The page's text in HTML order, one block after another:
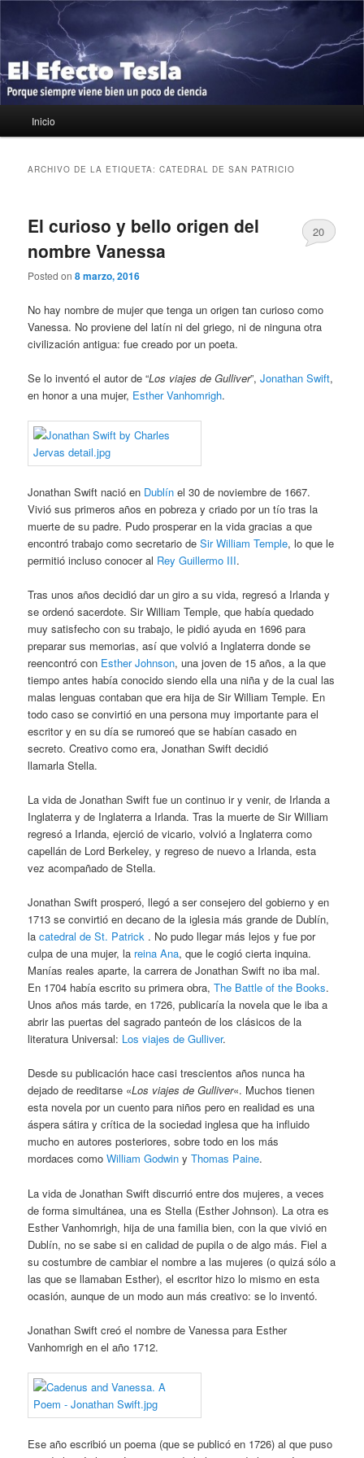
contenido
principal
contenido
secundario
El Efecto Tesla
Porque siempre viene bien un poco de ciencia
principal
Inicio
ARCHIVO DE LA ETIQUETA:CATEDRAL DE SAN PATRICIO
El curioso y bello origen del
nombre Vanessa
Posted on8 marzo, 2016
20
No hay nombre de mujer que tenga un origen tan curioso como
Vanessa. No proviene del latín ni del griego, ni de ninguna otra
civilización antigua: fue creado por un poeta.
Se lo inventó el autor de “Los viajes de Gulliver”,Jonathan Swift,
en honor a una mujer, Esther Vanhomrigh.
Jonathan Swift nació en Dublín el 30 de noviembre de 1667.
Vivió sus primeros años en pobreza y criado por un tío tras la
muerte de su padre. Pudo prosperar en la vida gracias a que
encontró trabajo como secretario deSir William Temple, lo que le
permitió incluso conocer al Rey Guillermo III.
Tras unos años decidió dar un giro a su vida, regresó a Irlanda y
se ordenó sacerdote. Sir William Temple, que había quedado
muy satisfecho con su trabajo, le pidió ayuda en 1696 para
preparar sus memorias, así que volvió a Inglaterra donde se
reencontró con Esther Johnson, una joven de 15 años, a la que
tiempo antes había conocido siendo ella una niña y de la cual las
malas lenguas contaban que era hija de Sir William Temple. En
todo caso se convirtió en una persona muy importante para el
escritor y en su día se rumoreó que se habían casado en
secreto. Creativo como era, Jonathan Swift decidió
llamarla Stella.
La vida de Jonathan Swift fue un continuo ir y venir, de Irlanda a
Inglaterra y de Inglaterra a Irlanda. Tras la muerte de Sir William
regresó a Irlanda, ejerció de vicario, volvió a Inglaterra como
capellán de Lord Berkeley, y regreso de nuevo a Irlanda, esta
vez acompañado de Stella.
Jonathan Swift prosperó, llegó a ser consejero del gobierno y en
1713 se convirtió en decano de la iglesia más grande de Dublín,
lacatedral de St. Patrick . No pudo llegar más lejos y fue por
culpa de una mujer, la reina Ana, que le cogió cierta inquina.
Manías reales aparte, la carrera de Jonathan Swift no iba mal.
En 1704 había escrito su primera obra,The Battle of the Books.
Unos años más tarde, en 1726, publicaría la novela que le iba a
abrir las puertas del sagrado panteón de los clásicos de la
literatura Universal: Los viajes de Gulliver.
Desde su publicación hace casi trescientos años nunca ha
dejado de reeditarse «Los viajes de Gulliver«. Muchos tienen
esta novela por un cuento para niños pero en realidad es una
áspera sátira y crítica de la sociedad inglesa que ha influido
mucho en autores posteriores, sobre todo en los más
mordaces comoWilliam Godwin yThomas Paine.
La vida de Jonathan Swift discurrió entre dos mujeres, a veces
de forma simultánea, una es Stella (Esther Johnson). La otra es
Esther Vanhomrigh, hija de una familia bien, con la que vivió en
Dublín, no se sabe si en calidad de pupila o de algo más. Fiel a
su costumbre de cambiar el nombre a las mujeres (o quizá sólo a
las que se llamaban Esther), el escritor hizo lo mismo en esta
ocasión, aunque de un modo aun más creativo: se lo inventó.
Jonathan Swift creó el nombre de Vanessa para Esther
Vanhomrigh en el año 1712.
Ese año escribió un poema (que se publicó en 1726) al que puso